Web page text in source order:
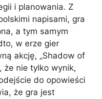
i planowania. Z
napisami, gra
a tym samym
w erze gier
akcję, „Shadow of
że nie tylko wynik,
do opowieści
że gra jest